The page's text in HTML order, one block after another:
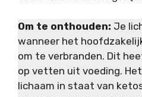
Om te onthouden: Je
wanneer het
om te verbranden. Dit
op vetten uit voeding.
lichaam in staat van